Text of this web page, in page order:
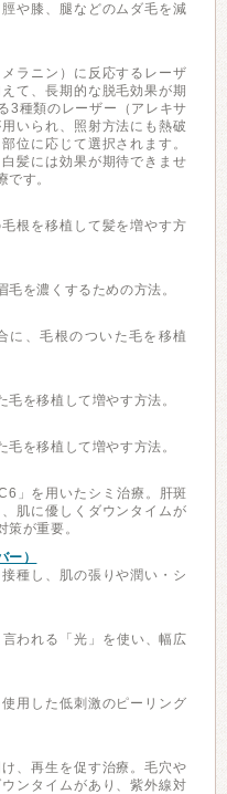
や膝、腿などのムダ毛を減
ラニン）に反応するレーザ
て、長期的な脱毛効果が期
3種類のレーザー（アレキサ
いられ、照射方法にも熱破
位に応じて選択されます。
髪には効果が期待できませ
す。
根を移植して髪を増やす方
を濃くするための方法。
に、毛根のついた毛を移植
を移植して増やす方法。
を移植して増やす方法。
」を用いたシミ治療。肝斑
肌に優しくダウンタイムが
が重要。
）
種し、肌の張りや潤い・シ
われる「光」を使い、幅広
用した低刺激のピーリング
、再生を促す治療。毛穴や
ンタイムがあり、紫外線対